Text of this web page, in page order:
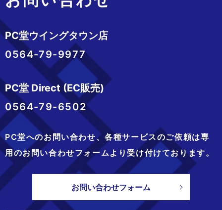
PC堂ウイングタウン店
0564-79-9977
PC堂 Direct (EC販売)
0564-79-6502
PC堂へのお問い合わせ、各種サービスのご依頼は専
用のお問い合わせフォームより 受け付けております。
お問い合わせフォーム